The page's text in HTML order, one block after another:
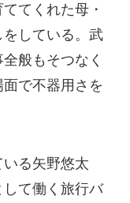
てくれた母・
している。武
般もそつなく
で不器用さを
る矢野悠太
して働く旅行バ